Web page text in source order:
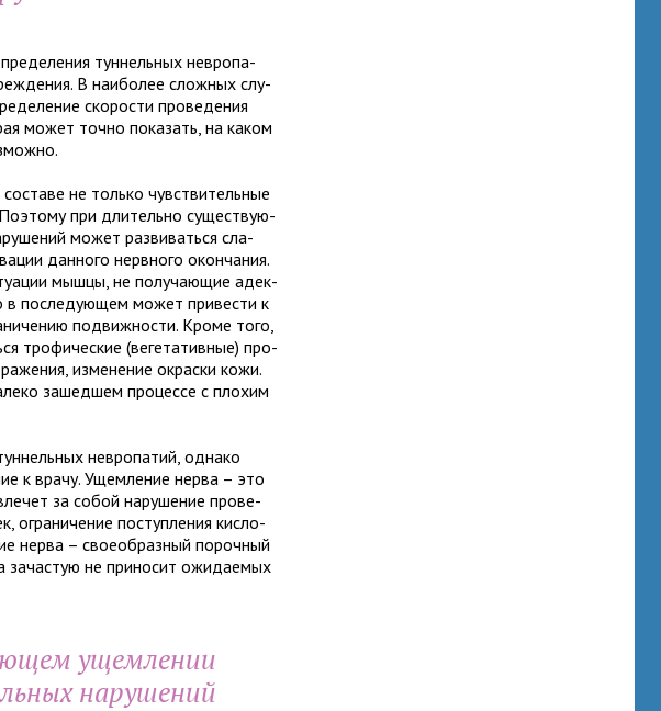
тун­нель­ных нев­ро­па­
В наи­бо­лее слож­ных слу­
ско­ро­сти про­ве­де­ния
может точно пока­зать, на каком
не только чув­стви­тель­ные
при дли­тельно суще­ству­ю­
может раз­ви­ваться сла­
дан­ного нерв­ного окон­ча­ния.
мышцы, не полу­ча­ю­щие адек­
в после­ду­ю­щем может при­ве­сти к
подвиж­но­сти. Кроме того,
тро­фи­че­ские (веге­та­тив­ные) про­
изме­не­ние окраски кожи.
зашед­шем про­цессе с пло­хим
нев­ро­па­тий, однако
к врачу. Ущемление нерва – это
за собой нару­ше­ние про­ве­
огра­ни­че­ние поступ­ле­ния кис­ло­
нерва – свое­об­раз­ный пороч­ный
зача­стую не при­но­сит ожи­да­е­мых
ущем­ле­нии
нару­ше­ний